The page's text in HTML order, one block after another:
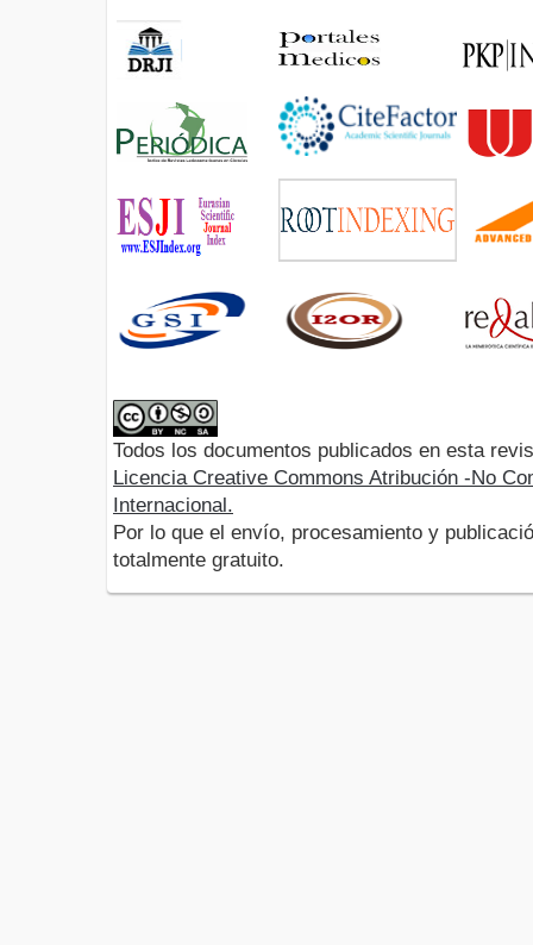
Todos los documentos publicados en esta
Licencia Creative Commons Atribución -No
Internacional.
Por lo que el envío, procesamiento y
totalmente gratuito.